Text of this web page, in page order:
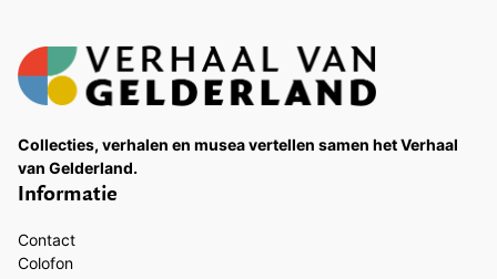
Collecties, verhalen en musea vertellen samen het Verhaal
van Gelderland.
Informatie
Contact
Colofon